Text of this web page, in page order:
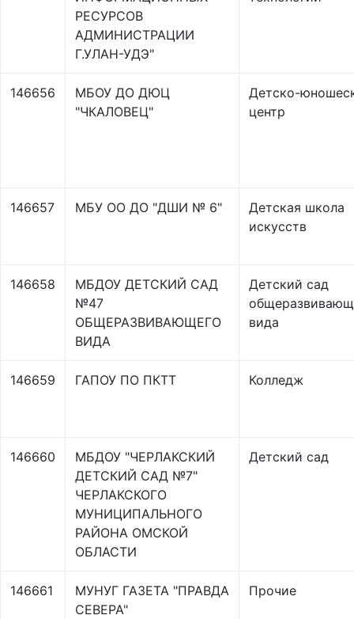
РЕСУРСОВ
АДМИНИСТРАЦИИ
Г.УЛАН-УДЭ"
146656
МБОУ ДО ДЮЦ
"ЧКАЛОВЕЦ"
Детско-
центр
146657 МБУ ОО ДО "ДШИ № 6"
Детская школа
искусств
146658
МБДОУ ДЕТСКИЙ САД
№47
ОБЩЕРАЗВИВАЮЩЕГО
ВИДА
Детский сад
вида
146659 ГАПОУ ПО ПКТТ Колледж
146660
МБДОУ "ЧЕРЛАКСКИЙ
ДЕТСКИЙ САД №7"
ЧЕРЛАКСКОГО
МУНИЦИПАЛЬНОГО
РАЙОНА ОМСКОЙ
ОБЛАСТИ
Детский сад
146661
МУНУГ ГАЗЕТА "ПРАВДА
СЕВЕРА"
Прочие